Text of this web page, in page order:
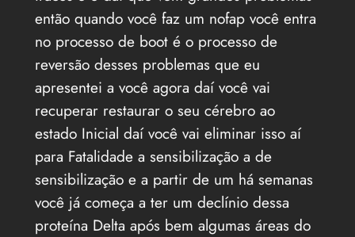
então quando você faz um nofap você entra
no processo de boot é o processo de
reversão desses problemas que eu
apresentei a você agora daí você vai
recuperar restaurar o seu cérebro ao
estado Inicial daí você vai eliminar isso aí
para Fatalidade a sensibilização a de
sensibilização e a partir de um há semanas
você já começa a ter um declínio dessa
proteína Delta após bem algumas áreas do